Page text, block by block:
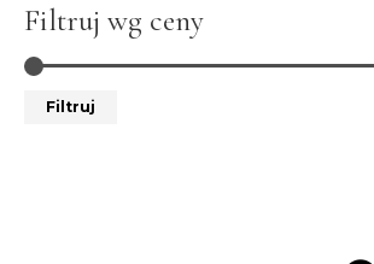
Filtruj wg ceny
Filtruj